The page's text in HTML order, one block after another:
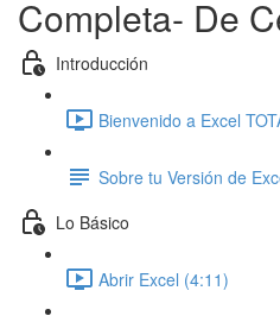
Completa- De
Introducción
Bienvenido a Excel
Sobre tu Versión de
Lo Básico
Abrir Excel (4:11)